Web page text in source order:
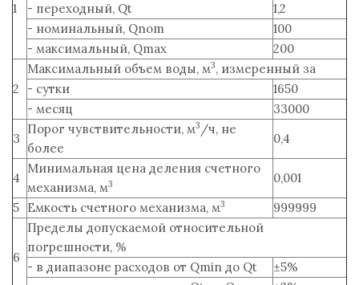
1
- переходный, Qt
1,2
- номинальный, Qnom
100
- максимальный, Qmax
200
2
Максимальный объем воды, м3, измеренный за
- сутки
1650
- месяц
33000
3
Порог чувствительности, м3 /ч, не
более
0,4
4
Минимальная цена деления счетного
механизма, м3
0,001
5 Емкость счетного механизма, м3 999999
6
Пределы допускаемой относительной
погрешности, %
- в диапазоне расходов от Qmin до Qt
±5%